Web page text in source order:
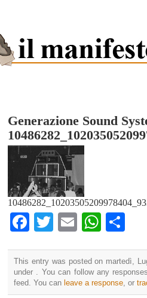
Generazione Sound
Facebook
TwitterEmail
This entry was posted on martedì,
under . You can follow any
feed. You can leave a response, or